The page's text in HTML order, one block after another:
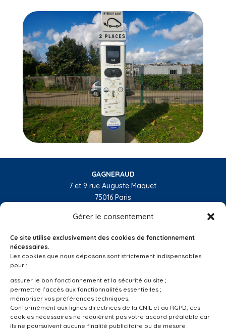
Gérer le consentement
Ce site utilise exclusivement des cookies de fonctionnement
nécessaires.
Les cookies que nous déposons sont strictement indispensables
pour :
assurer le bon fonctionnement et la sécurité du site ;
permettre l’accès aux fonctionnalités essentielles ;
mémoriser vos préférences techniques.
Conformément aux lignes directrices de la CNIL et au RGPD, ces
cookies nécessaires ne requièrent pas votre accord préalable car
ils ne poursuivent aucune finalité publicitaire ou de mesure
GAGNERAUD
7 et 9 rue Auguste Maquet
75016 Paris
Réalisations
Nous recrutons
Linkedin